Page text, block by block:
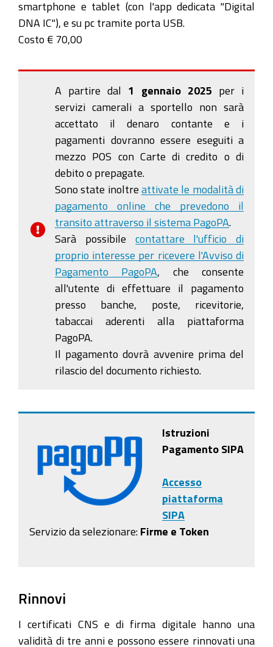
smartphone e tablet (con l'app dedicata "Digital
DNA IC"), e su pc tramite porta USB.
Costo € 70,00
A partire dal 1 gennaio 2025 per i
servizi camerali a sportello non sarà
accettato il denaro contante e i
pagamenti dovranno essere eseguiti a
mezzo POS con Carte di credito o di
debito o prepagate.
Sono state inoltre attivate le modalità di
pagamento online che prevedono il
transito attraverso il sistema PagoPA
Sarà possibile contattare l'ufficio di
proprio interesse per ricevere l'Avviso di
Pagamento PagoPA , che consente
all'utente di effettuare il pagamento
presso banche, poste, ricevitorie,
tabaccai aderenti alla piattaforma
PagoPA.
Il pagamento dovrà avvenire prima del
rilascio del documento richiesto.
Istruzioni
Pagamento SIPA
Accesso
piattaforma
SIPA
Servizio da selezionare: Firme e Token
Rinnovi
I certificati CNS e di firma digitale hanno una
validità di tre anni e possono essere rinnovati una